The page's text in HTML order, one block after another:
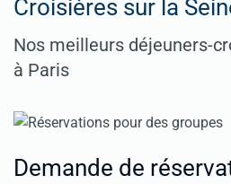
Croisières sur la
Nos meilleurs déjeuners-
à Paris
Demande de